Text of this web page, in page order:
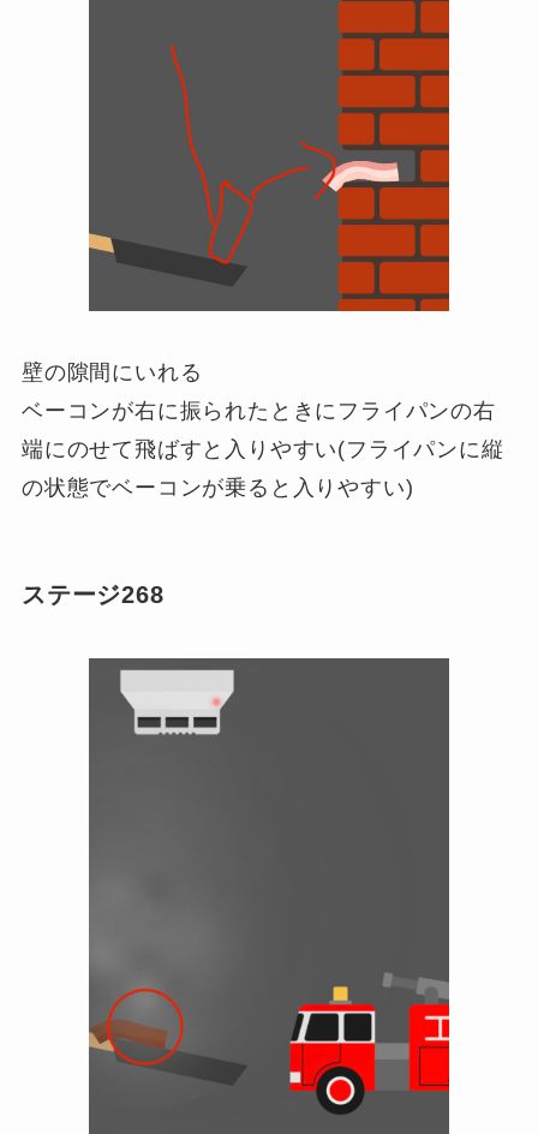
壁の隙間にいれる
ベーコンが右に振られたときにフライパンの右
端にのせて飛ばすと入りやすい(フライパンに縦
の状態でベーコンが乗ると入りやすい)
ステージ268